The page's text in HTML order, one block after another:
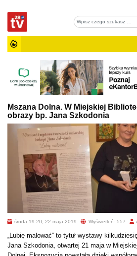
Mszana Dolna. W Miejskiej
obrazy bp. Jana Szkodonia
środa 19:20, 22 maja 2019 Wyświetleń: 557
„Lubię malować” to tytuł wystawy
Jana Szkodonia, otwartej 21 maja w